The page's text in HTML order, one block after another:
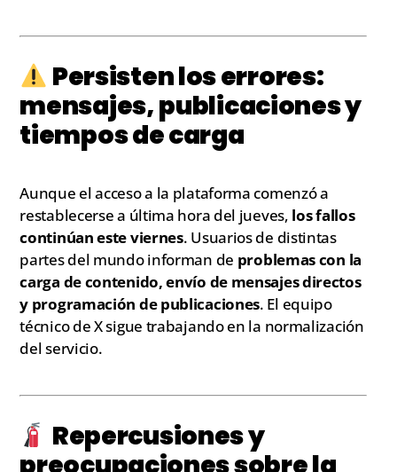
Persisten los errores:
mensajes, publicaciones y
tiempos de carga
Aunque el acceso a la plataforma comenzó a
restablecerse a última hora del jueves, los fallos
continúan este viernes. Usuarios de distintas
partes del mundo informan de problemas con la
carga de contenido, envío de mensajes directos
y programación de publicaciones. El equipo
técnico de X sigue trabajando en la normalización
del servicio.
Repercusiones y